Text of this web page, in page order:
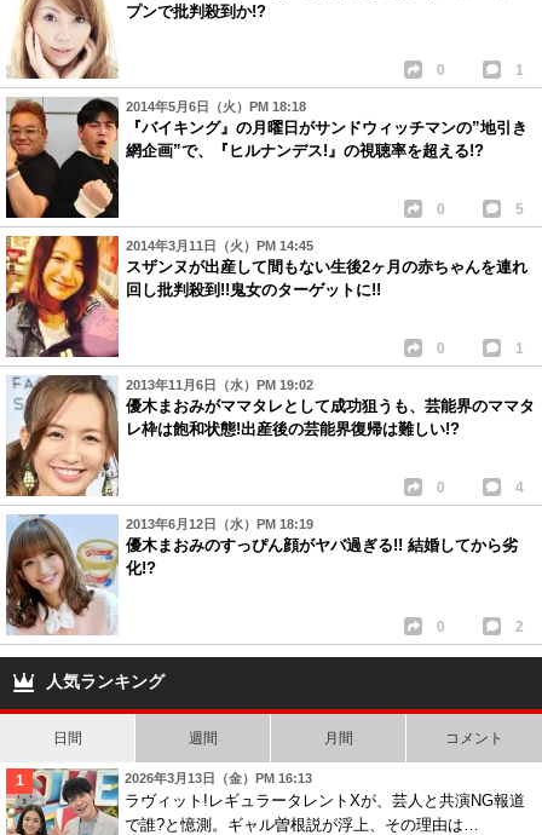
プンで批判殺到か!?
0 1
2014年5月6日（火）PM 18:18
『バイキング』の月曜日がサンドウィッチマンの”地引き
網企画”で、『ヒルナンデス!』の視聴率を超える!?
0 5
2014年3月11日（火）PM 14:45
スザンヌが出産して間もない生後2ヶ月の赤ちゃんを連れ
回し批判殺到!!鬼女のターゲットに!!
0 1
2013年11月6日（水）PM 19:02
優木まおみがママタレとして成功狙うも、芸能界のママタ
レ枠は飽和状態!出産後の芸能界復帰は難しい!?
0 4
2013年6月12日（水）PM 18:19
優木まおみのすっぴん顔がヤバ過ぎる!! 結婚してから劣
化!?
0 2
人気ランキング
日間 週間 月間 コメント
2026年3月13日（金）PM 16:13
ラヴィット!レギュラータレントXが、芸人と共演NG報道
で誰?と憶測。ギャル曽根説が浮上、その理由は…